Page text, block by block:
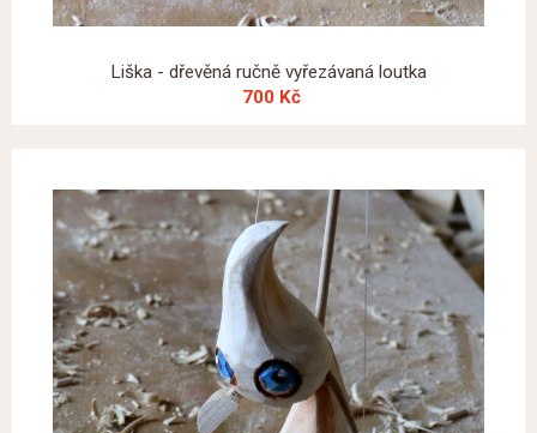
Liška - dřevěná ručně vyřezávaná loutka
700 Kč